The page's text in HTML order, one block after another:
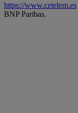
https://www.cetelem.es
BNP Paribas.